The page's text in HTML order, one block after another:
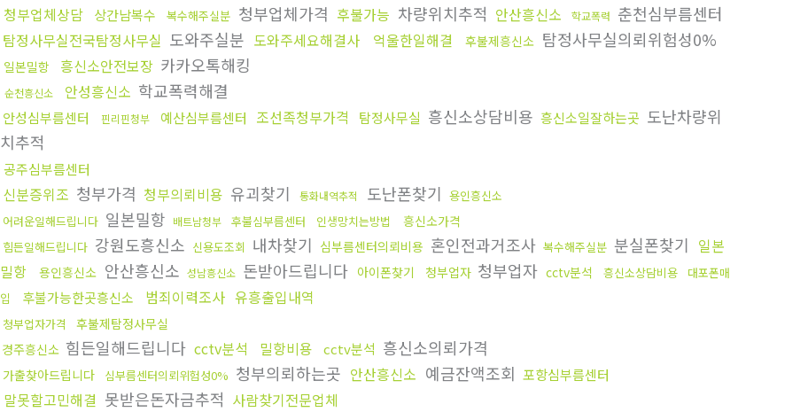
청부업체상담 상간남복수 복수해주실분 청부업체가격 후불가능 차량위치추적 안산흥신소 학교폭력 춘천심부름센터
탐정사무실전국탐정사무실 도와주실분 도와주세요해결사 억울한일해결 후불제흥신소 탐정사무실의뢰위험성0%
일본밀항 흥신소안전보장 카카오톡해킹
순천흥신소 안성흥신소 학교폭력해결
안성심부름센터 핀리핀청부 예산심부름센터 조선족청부가격 탐정사무실 흥신소상담비용 흥신소일잘하는곳 도난차량위
치추적
공주심부름센터
신분증위조 청부가격 청부의뢰비용 유괴찾기 통화내역추적 도난폰찾기 용인흥신소
어려운일해드립니다 일본밀항 배트남청부 후불심부름센터 인생망치는방법 흥신소가격
힘든일해드립니다 강원도흥신소 신용도조회 내차찾기 심부름센터의뢰비용 혼인전과거조사 복수해주실분 분실폰찾기 일본
밀항
용인흥신소 안산흥신소 성남흥신소 돈받아드립니다 아이폰찾기 청부업자 청부업자 cctv분석 흥신소상담비용
대포폰매
입
후불가능한곳흥신소 범죄이력조사 유흥출입내역
청부업자가격
후불제탐정사무실
경주흥신소 힘든일해드립니다 cctv분석 밀항비용 cctv분석 흥신소의뢰가격
가출찾아드립니다 심부름센터의뢰위험성0% 청부의뢰하는곳 안산흥신소 예금잔액조회 포항심부름센터
말못할고민해결 못받은돈자금추적 사람찾기전문업체